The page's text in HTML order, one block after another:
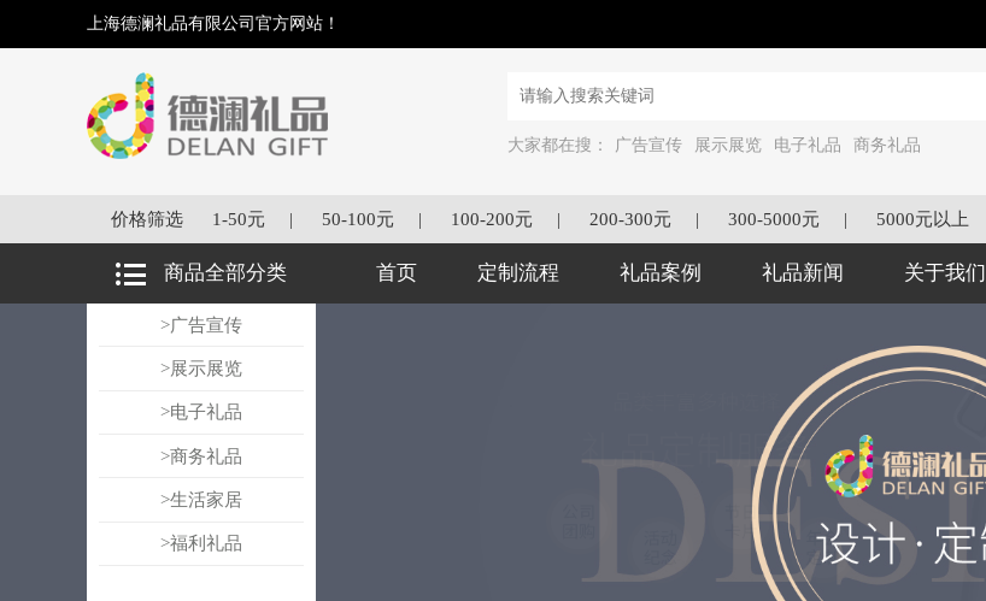
上海德澜礼品有限公司官方网站！
大家都在搜： 广告宣传 展示展览 电子礼品 商务礼品
价格筛选 1-50元 | 50-100元 | 100-200元 | 200-300元 | 300-5000元 | 5000元以上
商品全部分类
>广告宣传
>展示展览
>电子礼品
>商务礼品
>生活家居
>福利礼品
首页 定制流程 礼品案例 礼品新闻 关于我们